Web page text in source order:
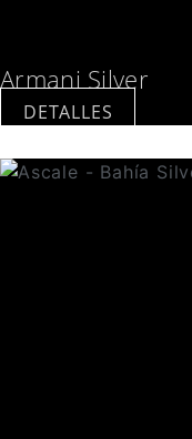
Armani Silver
DETALLES